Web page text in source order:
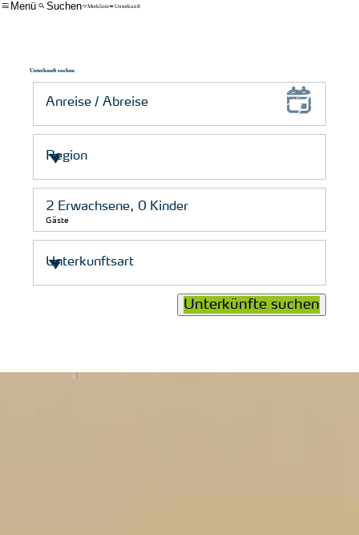
Menü Suchen Merkliste Unterkunft
Unterkunft suchen
Gäste
Unterkünfte suchen